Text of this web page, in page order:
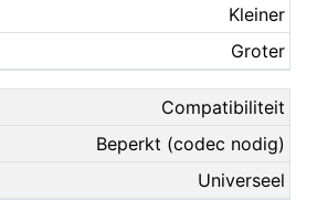
Kleiner
Groter
Compatibiliteit
Beperkt (codec nodig)
Universeel